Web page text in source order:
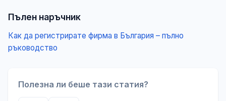
Пълен наръчник
Как да регистрирате фирма в България – пълно
ръководство
Полезна ли беше тази статия?